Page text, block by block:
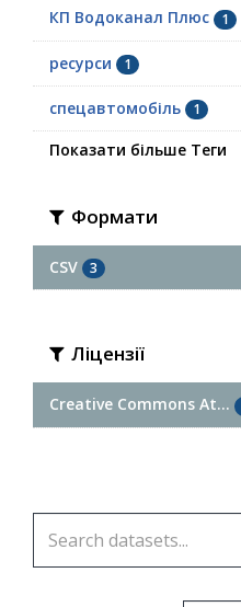
КП Водоканал Плюс 1
ресурси 1
спецавтомобіль 1
Показати більше Теги
Формати
CSV 3
Ліцензії
Creative Commons At...